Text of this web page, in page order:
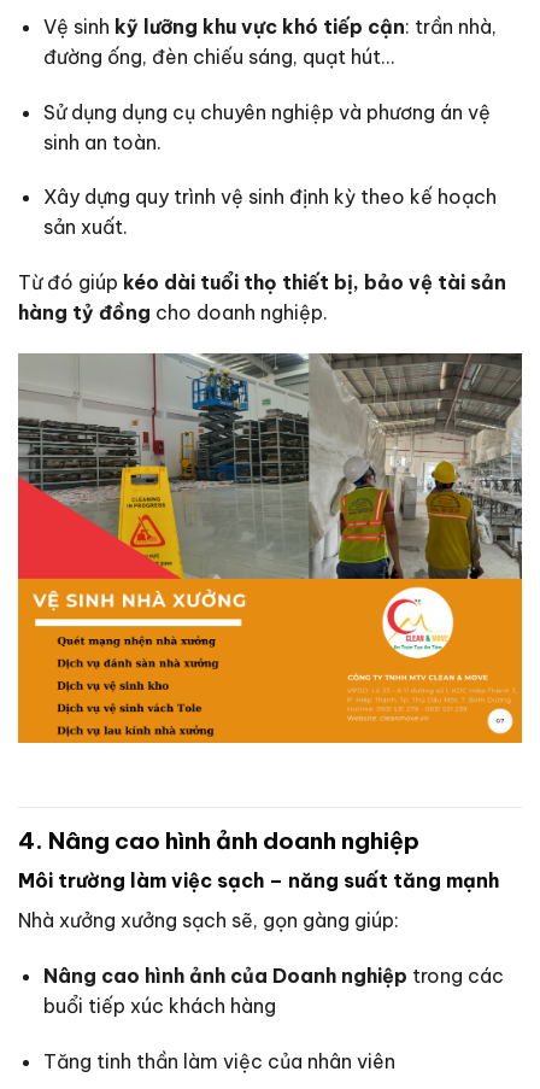
Vệ sinh kỹ lưỡng khu vực khó tiếp cận: trần nhà,
đường ống, đèn chiếu sáng, quạt hút…
Sử dụng dụng cụ chuyên nghiệp và phương án vệ
sinh an toàn.
Xây dựng quy trình vệ sinh định kỳ theo kế hoạch
sản xuất.
Từ đó giúp kéo dài tuổi thọ thiết bị, bảo vệ tài sản
hàng tỷ đồng cho doanh nghiệp.
4. Nâng cao hình ảnh doanh nghiệp
Môi trường làm việc sạch – năng suất tăng mạnh
Nhà xưởng xưởng sạch sẽ, gọn gàng giúp:
Nâng cao hình ảnh của Doanh nghiệp trong các
buổi tiếp xúc khách hàng
Tăng tinh thần làm việc của nhân viên